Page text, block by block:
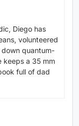
Diego has
volunteered
quantum-
keeps a 35 mm
full of dad